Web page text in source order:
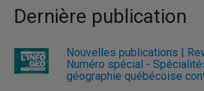
Dernière publication
Nouvelles publications |
Numéro spécial -
géographie québécoise